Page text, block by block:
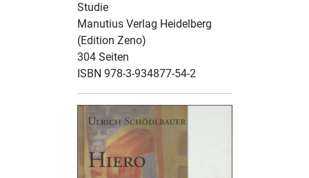
Studie
Manutius Verlag Heidelberg
(Edition Zeno)
304 Seiten
ISBN 978-3-934877-54-2